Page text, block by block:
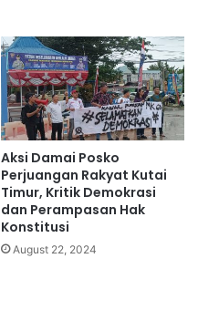
Aksi Damai Posko
Perjuangan Rakyat Kutai
Timur, Kritik Demokrasi
dan Perampasan Hak
Konstitusi
August 22, 2024